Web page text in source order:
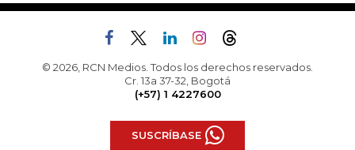
© 2026, RCN Medios. Todos los derechos reservados.
Cr. 13a 37-32, Bogotá
(+57) 1 4227600
SUSCRÍBASE